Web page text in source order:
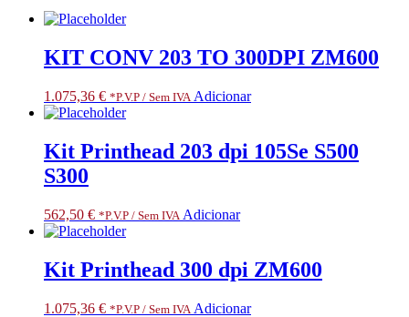
KIT CONV 203 TO 300DPI ZM600
1.075,36 € *P.V.P / Sem IVA Adicionar
Kit Printhead 203 dpi 105Se S500
S300
562,50 € *P.V.P / Sem IVA Adicionar
Kit Printhead 300 dpi ZM600
1.075,36 € *P.V.P / Sem IVA Adicionar